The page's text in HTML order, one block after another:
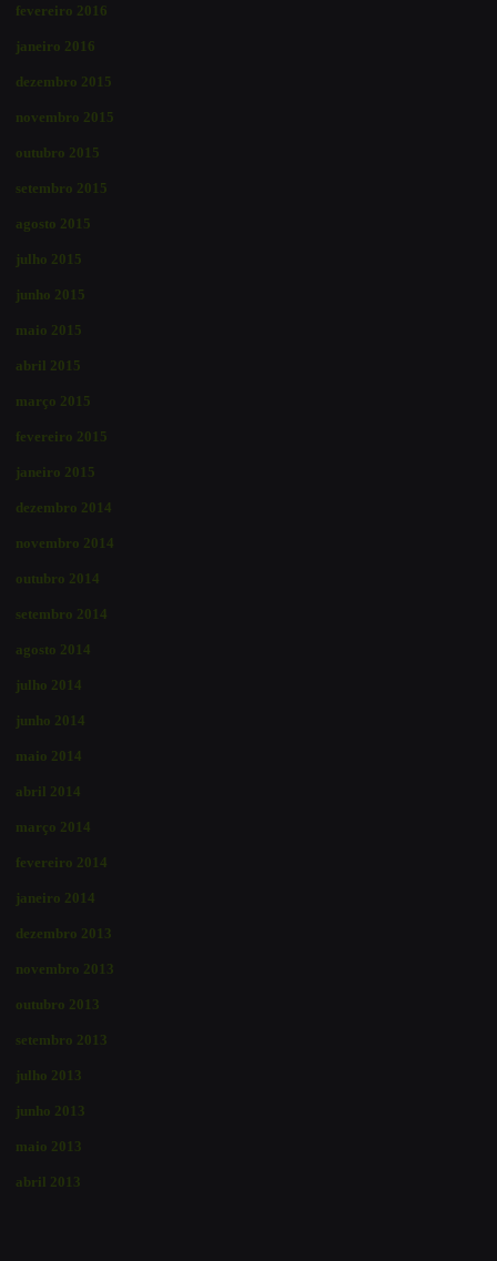
fevereiro 2016
janeiro 2016
dezembro 2015
novembro 2015
outubro 2015
setembro 2015
agosto 2015
julho 2015
junho 2015
maio 2015
abril 2015
março 2015
fevereiro 2015
janeiro 2015
dezembro 2014
novembro 2014
outubro 2014
setembro 2014
agosto 2014
julho 2014
junho 2014
maio 2014
abril 2014
março 2014
fevereiro 2014
janeiro 2014
dezembro 2013
novembro 2013
outubro 2013
setembro 2013
julho 2013
junho 2013
maio 2013
abril 2013